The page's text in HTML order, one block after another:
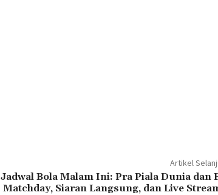
Artikel
Jadwal Bola Malam Ini: Pra Piala Dunia dan
Matchday, Siaran Langsung, dan Live